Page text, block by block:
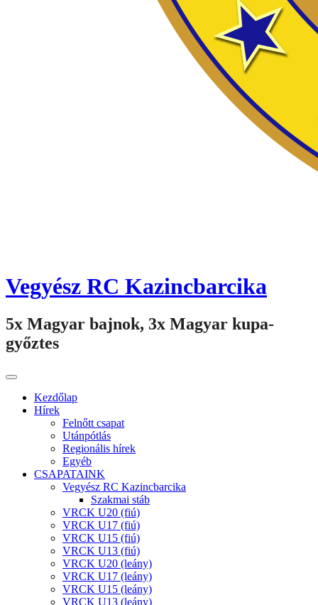
Vegyész RC Kazincbarcika
5x Magyar bajnok, 3x Magyar kupa-
győztes
Kezdőlap
Hírek
Felnőtt csapat
Utánpótlás
Regionális hírek
Egyéb
CSAPATAINK
Vegyész RC Kazincbarcika
Szakmai stáb
VRCK U20 (fiú)
VRCK U17 (fiú)
VRCK U15 (fiú)
VRCK U13 (fiú)
VRCK U20 (leány)
VRCK U17 (leány)
VRCK U15 (leány)
VRCK U13 (leány)